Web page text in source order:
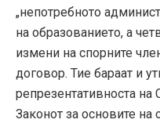
„непотребното
на образованието, а
измени на спорните
договор. Тие бараат и
репрезентативноста
Законот за основите на